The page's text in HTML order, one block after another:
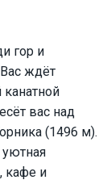
гор и
ждёт
вас над
(1496 м).
кафе и